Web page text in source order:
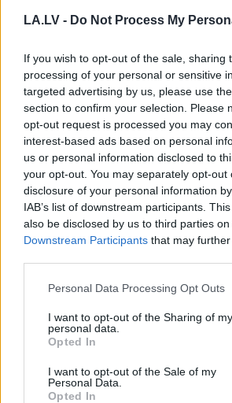
LA.LV - Do Not Process My
If you wish to opt-out of the sale, sharing
processing of your personal or sensitive
targeted advertising by us, please use
section to confirm your selection. Please
opt-out request is processed you may
interest-based ads based on personal
us or personal information disclosed to
your opt-out. You may separately opt-out
disclosure of your personal information
IAB’s list of downstream participants.
also be disclosed by us to third parties on
Downstream Participants that may
Please note that this website/app uses
not limited to your visit or usage
grant or deny consent to Google and its
use your data for below specified
consent section.
Personal Data Processing Opt Outs
I want to opt-out of the Sharing of my
personal data.
Opted In
I want to opt-out of the Sale of my
Personal Data.
Opted In
nevienlīdzība?”
Pensionār,
nianses par
saņem vairāk
Nodokļi vai tomēr
ka tas “pīrāgs” ir
sadārdzinājies
“Šī iemesla dēļ
jūtas apkrāpta no